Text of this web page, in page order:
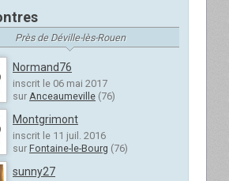
Près de Déville-lès-Rouen
Normand76
inscrit le 06 mai 2017
sur Anceaumeville (76)
Montgrimont
inscrit le 11 juil. 2016
sur Fontaine-le-Bourg (76)
sunny27